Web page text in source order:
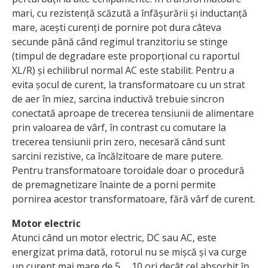
mari, cu rezistență scăzută a înfășurării și inductanță
mare, acești curenți de pornire pot dura câteva
secunde până când regimul tranzitoriu se stinge
(timpul de degradare este proporțional cu raportul
XL/R) și echilibrul normal AC este stabilit. Pentru a
evita șocul de curent, la transformatoare cu un strat
de aer în miez, sarcina inductivă trebuie sincron
conectată aproape de trecerea tensiunii de alimentare
prin valoarea de vârf, în contrast cu comutare la
trecerea tensiunii prin zero, necesară când sunt
sarcini rezistive, ca încălzitoare de mare putere.
Pentru transformatoare toroidale doar o procedură
de premagnetizare înainte de a porni permite
pornirea acestor transformatoare, fără vârf de curent.
Motor electric
Atunci când un motor electric, DC sau AC, este
energizat prima dată, rotorul nu se mișcă și va curge